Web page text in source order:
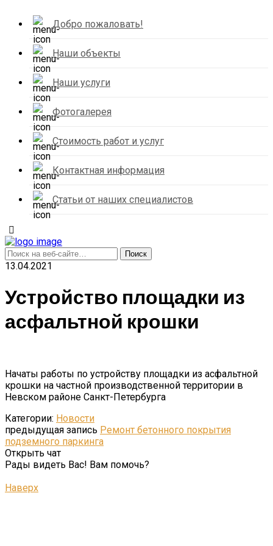
Добро пожаловать!
Наши объекты
Наши услуги
Фотогалерея
Стоимость работ и услуг
Контактная информация
Статьи от наших специалистов
13.04.2021
Устройство площадки из
асфальтной крошки
Начаты работы по устройству площадки из асфальтной
крошки на частной производственной территории в
Невском районе Санкт-Петербурга
Категории: Новости
предыдущая запись Ремонт бетонного покрытия
подземного паркинга
Открыть чат
Рады видеть Вас! Вам помочь?
Наверх